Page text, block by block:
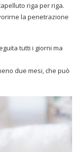
riga per riga.
la penetrazione
tutti i giorni ma
due mesi, che può